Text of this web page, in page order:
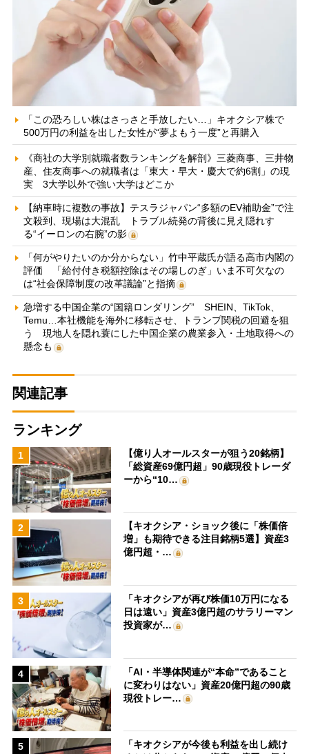
「この恐ろしい株はさっさと手放したい…」キオクシア株で
500万円の利益を出した女性が“夢よもう一度”と再購入
《商社の大学別就職者数ランキングを解剖》三菱商事、三井物
産、住友商事への就職者は「東大・早大・慶大で約6割」の現
実 3大学以外で強い大学はどこか
【納車時に複数の事故】テスラジャパン“多額のEV補助金”で注
文殺到、現場は大混乱 トラブル続発の背後に見え隠れす
る“イーロンの右腕”の影
「何がやりたいのか分からない」竹中平蔵氏が語る高市内閣の
評価 「給付付き税額控除はその場しのぎ」いま不可欠なの
は“社会保障制度の改革議論”と指摘
急増する中国企業の“国籍ロンダリング” SHEIN、TikTok、
Temu…本社機能を海外に移転させ、トランプ関税の回避を狙
う 現地人を隠れ蓑にした中国企業の農業参入・土地取得への
懸念も
関連記事
ランキング
1
【億り人オールスターが狙う20銘柄】
「総資産69億円超」90歳現役トレーダ
ーから“10…
2
【キオクシア・ショック後に「株価倍
増」も期待できる注目銘柄5選】資産3
億円超・…
3
「キオクシアが再び株価10万円になる
日は遠い」資産3億円超のサラリーマン
投資家が…
4
「AI・半導体関連が“本命”であること
に変わりはない」資産20億円超の90歳
現役トレー…
5
「キオクシアが今後も利益を出し続け